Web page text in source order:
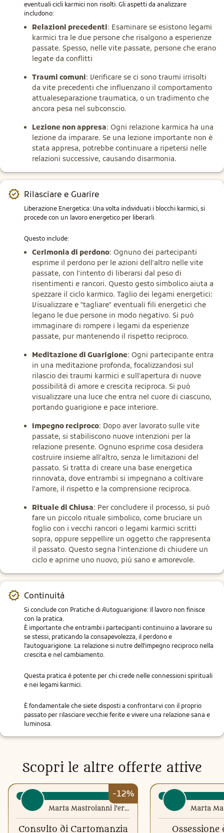
eventuali cicli karmici non risolti. Gli aspetti da analizzare
includono:
Relazioni precedenti: Esaminare se esistono legami
karmici tra le due persone che risalgono a esperienze
passate. Spesso, nelle vite passate, persone che erano
legate da conflitti
Traumi comuni: Verificare se ci sono traumi irrisolti
da vite precedenti che influenzano il comportamento
attualeseparazione traumatica, o un tradimento che
ancora pesa nel subconscio.
Lezione non appresa: Ogni relazione karmica ha una
lezione da imparare. Se una lezione importante non è
stata appresa, potrebbe continuare a ripetersi nelle
relazioni successive, causando disarmonia.
Rilasciare e Guarire
Liberazione Energetica: Una volta individuati i blocchi karmici, si
procede con un lavoro energetico per liberarli.
Questo include:
Cerimonia di perdono: Ognuno dei partecipanti
esprime il perdono per le azioni dell'altro nelle vite
passate, con l'intento di liberarsi dal peso di
risentimenti e rancori. Questo gesto simbolico aiuta a
spezzare il ciclo karmico. Taglio dei legami energetici:
Visualizzare e "tagliare" eventuali fili energetici che
legano le due persone in modo negativo. Si può
immaginare di rompere i legami da esperienze
passate, pur mantenendo il rispetto reciproco.
Meditazione di Guarigione: Ogni partecipante entra
in una meditazione profonda, focalizzandosi sul
rilascio dei traumi karmici e sull'apertura di nuove
possibilità di amore e crescita reciproca. Si può
visualizzare una luce che entra nel cuore di ciascuno,
portando guarigione e pace interiore.
Impegno reciproco: Dopo aver lavorato sulle vite
passate, si stabiliscono nuove intenzioni per la
relazione presente. Ognuno esprime cosa desidera
costruire insieme all'altro, senza le limitazioni del
passato. Si tratta di creare una base energetica
rinnovata, dove entrambi si impegnano a coltivare
l'amore, il rispetto e la comprensione reciproca.
Rituale di Chiusa: Per concludere il processo, si può
fare un piccolo rituale simbolico, come bruciare un
foglio con i vecchi rancori o legami karmici scritti
sopra, oppure seppellire un oggetto che rappresenta
il passato. Questo segna l'intenzione di chiudere un
ciclo e aprirne uno nuovo, più sano e amorevole.
Continuità
Si conclude con Pratiche di Autoguarigione: Il lavoro non finisce
con la pratica.
È importante che entrambi i partecipanti continuino a lavorare su
se stessi, praticando la consapevolezza, il perdono e
l'autoguarigione. La relazione si nutre dell'impegno reciproco nella
crescita e nel cambiamento.
Questa pratica è potente per chi crede nelle connessioni spirituali
e nei legami karmici.
È fondamentale che siete disposti a confrontarvi con il proprio
passato per rilasciare vecchie ferite e vivere una relazione sana e
luminosa.
Scopri le altre offerte attive
-12%
Marta Mastroianni l’eredità spirituale di Donna Teresa dei Mastroianni
Consulto di Cartomanzia